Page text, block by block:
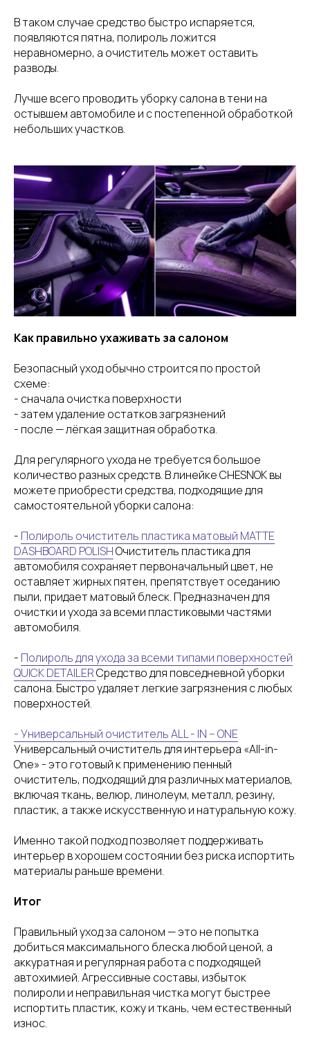
В таком случае средство быстро испаряется,
появляются пятна, полироль ложится
неравномерно, а очиститель может оставить
разводы.
Лучше всего проводить уборку салона в тени на
остывшем автомобиле и с постепенной обработкой
небольших участков.
Как правильно ухаживать за салоном
Безопасный уход обычно строится по простой
схеме:
- сначала очистка поверхности
- затем удаление остатков загрязнений
- после — лёгкая защитная обработка.
Для регулярного ухода не требуется большое
количество разных средств. В линейке CHESNOK вы
можете приобрести средства, подходящие для
самостоятельной уборки салона:
- Полироль очиститель пластика матовый MATTE
DASHBOARD POLISHОчиститель пластика для
автомобиля сохраняет первоначальный цвет, не
оставляет жирных пятен, препятствует оседанию
пыли, придает матовый блеск. Предназначен для
очистки и ухода за всеми пластиковыми частями
автомобиля.
- Полироль для ухода за всеми типами поверхностей
QUICK DETAILERСредство для повседневной уборки
салона. Быстро удаляет легкие загрязнения с любых
поверхностей.
- Универсальный очиститель ALL - IN – ONE
Универсальный очиститель для интерьера «All-in-
One» - это готовый к применению пенный
очиститель, подходящий для различных материалов,
включая ткань, велюр, линолеум, металл, резину,
пластик, а также искусственную и натуральную кожу.
Именно такой подход позволяет поддерживать
интерьер в хорошем состоянии без риска испортить
материалы раньше времени.
Итог
Правильный уход за салоном — это не попытка
добиться максимального блеска любой ценой, а
аккуратная и регулярная работа с подходящей
автохимией. Агрессивные составы, избыток
полироли и неправильная чистка могут быстрее
испортить пластик, кожу и ткань, чем естественный
износ.